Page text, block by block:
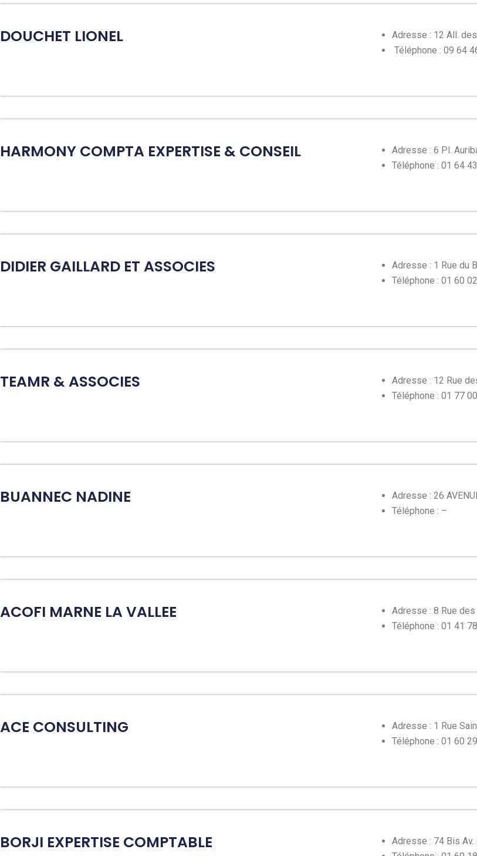
DOUCHET LIONEL
Adresse : 12 All.
Téléphone : 09 64
HARMONY COMPTA EXPERTISE & CONSEIL
Adresse : 6 Pl.
Téléphone : 01 64
DIDIER GAILLARD ET ASSOCIES
Adresse : 1 Rue du
Téléphone : 01 60
TEAMR & ASSOCIES
Adresse : 12 Rue
Téléphone : 01 77
BUANNEC NADINE
Adresse : 26
Téléphone : –
ACOFI MARNE LA VALLEE
Adresse : 8 Rue
Téléphone : 01 41
ACE CONSULTING
Adresse : 1 Rue
Téléphone : 01 60
BORJI EXPERTISE COMPTABLE
Adresse : 74 Bis